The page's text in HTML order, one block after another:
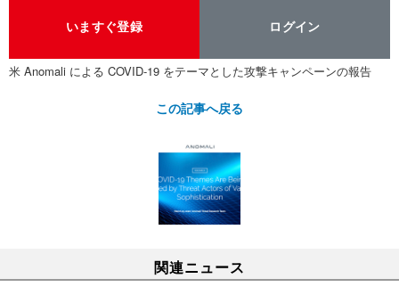
いますぐ登録 ログイン
米 Anomali による COVID-19 をテーマとした攻撃キャンペーンの報告
この記事へ戻る
関連ニュース